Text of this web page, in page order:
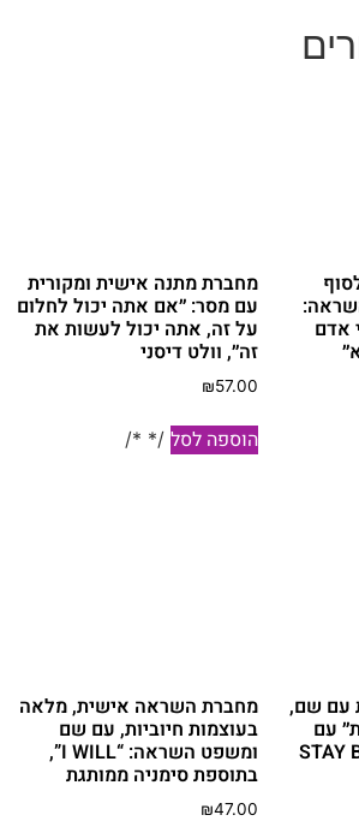
אדם
מחברת מתנה אישית ומקורית
עם מסר: ״אם אתה יכול לחלום
על זה, אתה יכול לעשות את
זה״, וולט דיסני
₪57.00
הוספה לסל /* */
עם שם,
עם
מחברת השראה אישית, מלאה
בעוצמות חיוביות, עם שם
ומשפט השראה: “I WILL”,
בתוספת סימניה ממותגת
₪47.00